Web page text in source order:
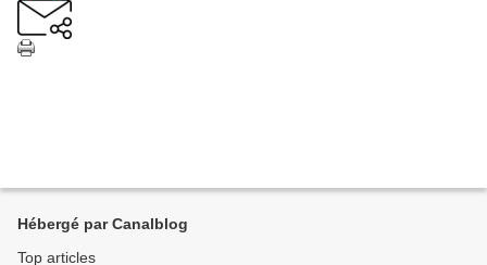
Hébergé par Canalblog
Top articles